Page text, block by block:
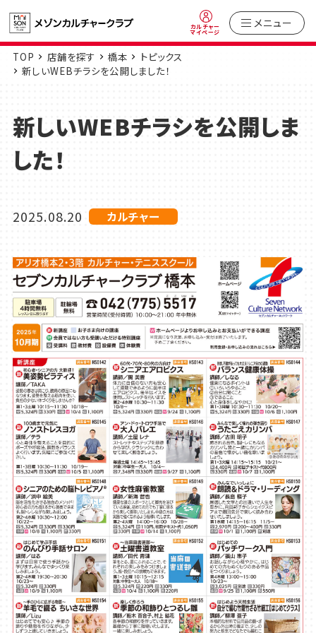
カルチャー
マイページ
メニュー
TOP 店舗を探す 橋本
トピックス
新しいWEBチラシを公開しました！
新しいWEBチラシを公開しま
した！
2025.08.20 カルチャー